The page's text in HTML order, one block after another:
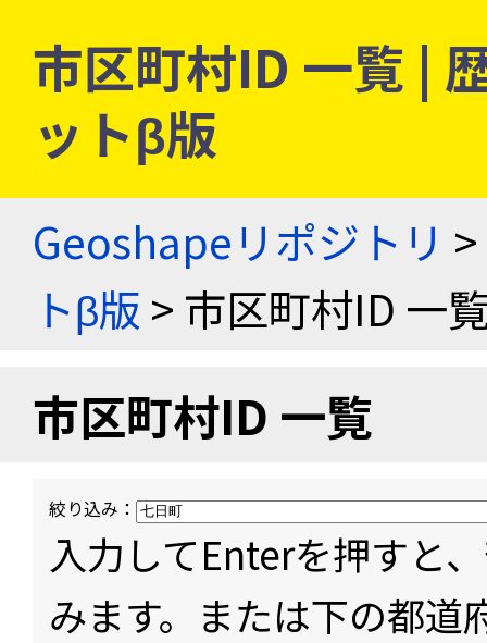
市区町村ID 一覧 |
ットβ版
Geoshapeリポジトリ >
トβ版 > 市区町村ID 一
市区町村ID 一覧
絞り込み：
入力してEnterを押すと
みます。または下の都道